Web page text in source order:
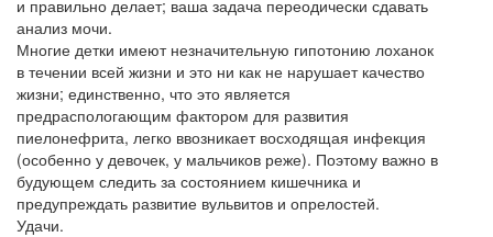
и правильно делает; ваша задача переодически сдавать
анализ мочи.
Многие детки имеют незначительную гипотонию лоханок
в течении всей жизни и это ни как не нарушает качество
жизни; единственно, что это является
предраспологающим фактором для развития
пиелонефрита, легко ввозникает восходящая инфекция
(особенно у девочек, у мальчиков реже). Поэтому важно в
будующем следить за состоянием кишечника и
предупреждать развитие вульвитов и опрелостей.
Удачи.